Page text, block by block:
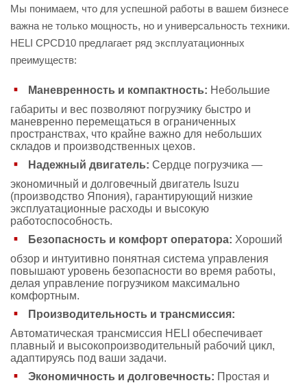
Мы понимаем, что для успешной работы в вашем бизнесе
важна не только мощность, но и универсальность техники.
HELI CPCD10 предлагает ряд эксплуатационных
преимуществ:
Маневренность и компактность: Небольшие
габариты и вес позволяют погрузчику быстро и
маневренно перемещаться в ограниченных
пространствах, что крайне важно для небольших
складов и производственных цехов.
Надежный двигатель: Сердце погрузчика —
экономичный и долговечный двигатель Isuzu
(производство Япония), гарантирующий низкие
эксплуатационные расходы и высокую
работоспособность.
Безопасность и комфорт оператора: Хороший
обзор и интуитивно понятная система управления
повышают уровень безопасности во время работы,
делая управление погрузчиком максимально
комфортным.
Производительность и трансмиссия:
Автоматическая трансмиссия HELI обеспечивает
плавный и высокопроизводительный рабочий цикл,
адаптируясь под ваши задачи.
Экономичность и долговечность: Простая и